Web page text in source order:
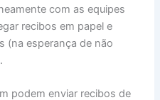
com as equipes
recibos em papel e
(na esperança de não
podem enviar recibos de